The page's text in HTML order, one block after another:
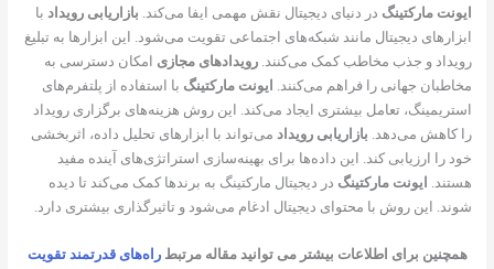
ایونت مارکتینگ در دنیای دیجیتال نقش مهمی ایفا می‌کند. بازاریابی رویدادبا
ابزارهای دیجیتال مانند شبکه‌های اجتماعی تقویت می‌شود. این ابزارها به تبلیغ
رویداد و جذب مخاطب کمک می‌کنند. رویدادهای مجازی امکان دسترسی به
مخاطبان جهانی را فراهم می‌کنند.
ایونت مارکتینگ با استفاده از پلتفرم‌های
استریمینگ، تعامل بیشتری ایجاد می‌کند. این روش هزینه‌های برگزاری رویداد
را کاهش می‌دهد. بازاریابی رویدادمی‌تواند با ابزارهای تحلیل داده، اثربخشی
خود را ارزیابی کند. این داده‌ها برای بهینه‌سازی استراتژی‌های آینده مفید
هستند.
ایونت مارکتینگ در دیجیتال مارکتینگ به برندها کمک می‌کند تا دیده
شوند. این روش با محتوای دیجیتال ادغام می‌شود و تاثیرگذاری بیشتری دارد.
همچنین برای اطلاعات بیشتر می توانید مقاله مرتبطراه‌های قدرتمند تقویت